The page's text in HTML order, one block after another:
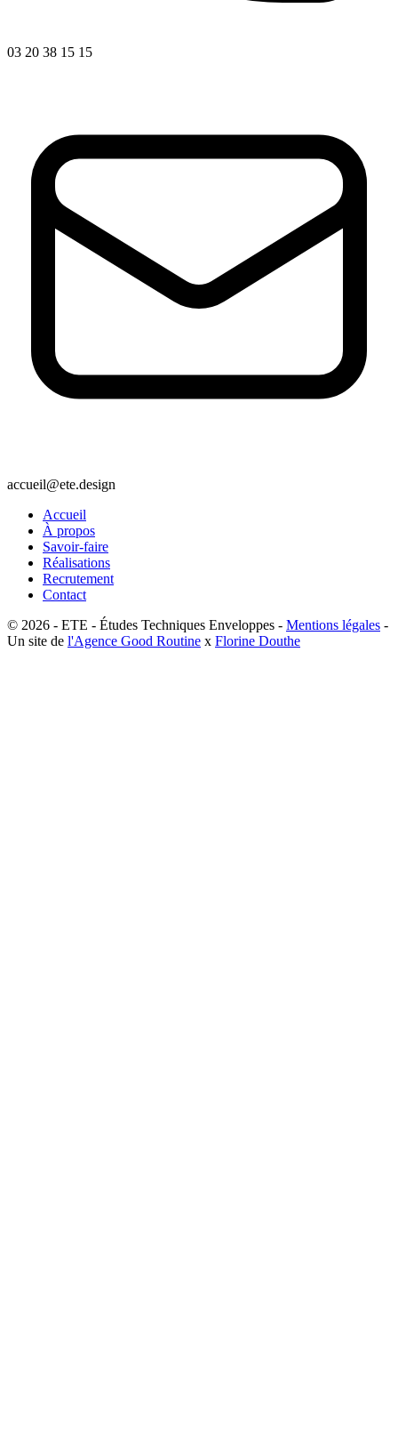
03 20 38 15 15
accueil@ete.design
Accueil
À propos
Savoir-faire
Réalisations
Recrutement
Contact
© 2026 - ETE - Études Techniques Enveloppes - Mentions légales -
Un site de l'Agence Good Routine x Florine Douthe